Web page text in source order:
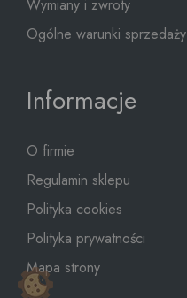
Wymiany i zwroty
Ogólne warunki sprzedaży
Informacje
O firmie
Regulamin sklepu
Polityka cookies
Polityka prywatności
Mapa strony